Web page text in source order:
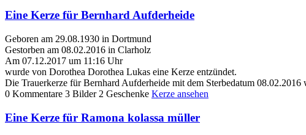
Eine Kerze für Bernhard Aufderheide
Geboren am 29.08.1930 in Dortmund
Gestorben am 08.02.2016 in Clarholz
Am 07.12.2017 um 11:16 Uhr
wurde von Dorothea Dorothea Lukas eine Kerze entzündet.
Die Trauerkerze für Bernhard Aufderheide mit dem Sterbedatum
0 Kommentare 3 Bilder 2 Geschenke Kerze ansehen
Eine Kerze für Ramona kolassa müller